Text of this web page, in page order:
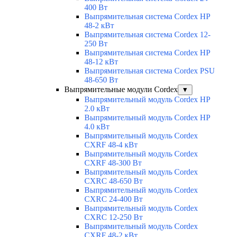
400 Вт
Выпрямительная система Cordex HP
48-2 кВт
Выпрямительная система Cordex 12-
250 Вт
Выпрямительная система Cordex HP
48-12 кВт
Выпрямительная система Cordex PSU
48-650 Вт
Выпрямительные модули Cordex
▼
Выпрямительный модуль Cordex HP
2.0 кВт
Выпрямительный модуль Cordex HP
4.0 кВт
Выпрямительный модуль Cordex
CXRF 48-4 кВт
Выпрямительный модуль Cordex
CXRF 48-300 Вт
Выпрямительный модуль Cordex
CXRС 48-650 Вт
Выпрямительный модуль Cordex
CXRС 24-400 Вт
Выпрямительный модуль Cordex
CXRС 12-250 Вт
Выпрямительный модуль Cordex